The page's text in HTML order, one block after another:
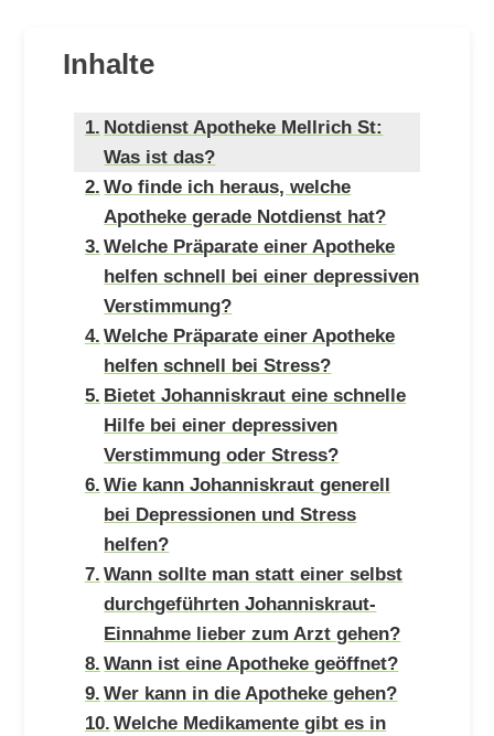
Inhalte
Notdienst Apotheke Mellrich St:
Was ist das?
Wo finde ich heraus, welche
Apotheke gerade Notdienst hat?
Welche Präparate einer Apotheke
helfen schnell bei einer depressiven
Verstimmung?
Welche Präparate einer Apotheke
helfen schnell bei Stress?
Bietet Johanniskraut eine schnelle
Hilfe bei einer depressiven
Verstimmung oder Stress?
Wie kann Johanniskraut generell
bei Depressionen und Stress
helfen?
Wann sollte man statt einer selbst
durchgeführten Johanniskraut-
Einnahme lieber zum Arzt gehen?
Wann ist eine Apotheke geöffnet?
Wer kann in die Apotheke gehen?
Welche Medikamente gibt es in